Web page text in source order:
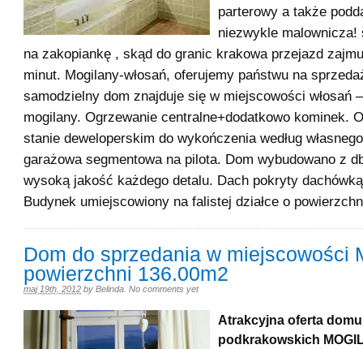
parterowy a także
niezwykle
na zakopiankę , skąd do granic krakowa przejazd
minut. Mogilany-włosań, oferujemy państwu na
samodzielny dom znajduje się w miejscowości włosań
mogilany. Ogrzewanie centralne+dodatkowo kominek.
stanie deweloperskim do wykończenia według
garażowa segmentowa na pilota. Dom wybudowano z
wysoką jakość każdego detalu. Dach pokryty
Budynek umiejscowiony na falistej działce o
Dom do sprzedania w miejscowości
powierzchni 136.00m2
maj 19th, 2012 by Belinda No comments yet
Atrakcyjna oferta
podkrakowskich